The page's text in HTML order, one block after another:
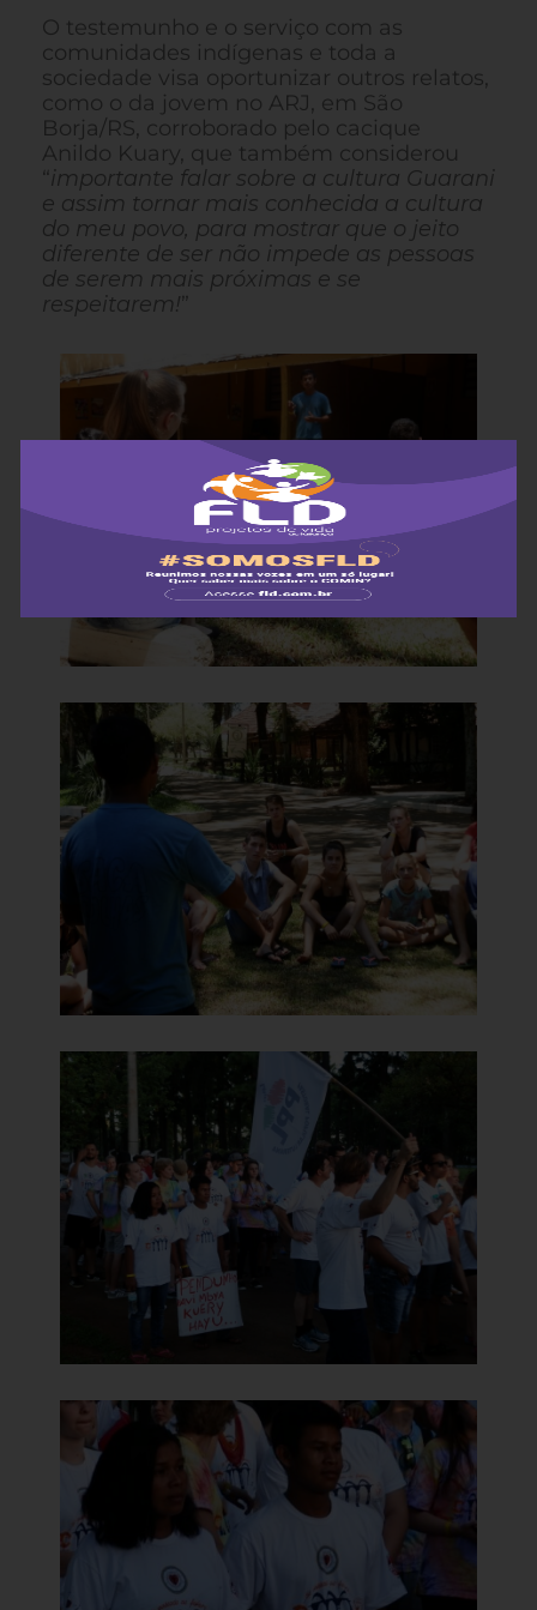
O testemunho e o serviço com as
comunidades indígenas e toda a
sociedade visa oportunizar outros relatos,
como o da jovem no ARJ, em São
Borja/RS, corroborado pelo cacique
Anildo Kuary, que também considerou
“importante falar sobre a cultura Guarani
e assim tornar mais conhecida a cultura
do meu povo, para mostrar que o jeito
diferente de ser não impede as pessoas
de serem mais próximas e se
respeitarem!”